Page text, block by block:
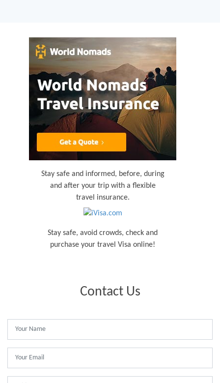
Stay safe and informed, before, during
and after your trip with a flexible
travel insurance.
Stay safe, avoid crowds, check and
purchase your travel Visa online!
Contact Us